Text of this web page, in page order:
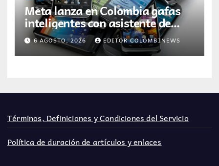
Meta lanza en Colombia gafas
inteligentes con asistente de
inteligencia artificial
6 AGOSTO, 2026 EDITOR COLOMBINEWS
Términos, Definiciones y Condiciones del Servicio
Política de duración de artículos y enlaces